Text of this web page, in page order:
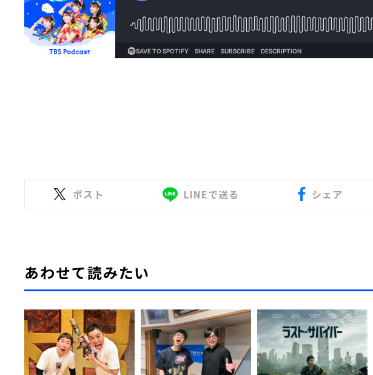
ポスト LINEで送る シェア
あわせて読みたい